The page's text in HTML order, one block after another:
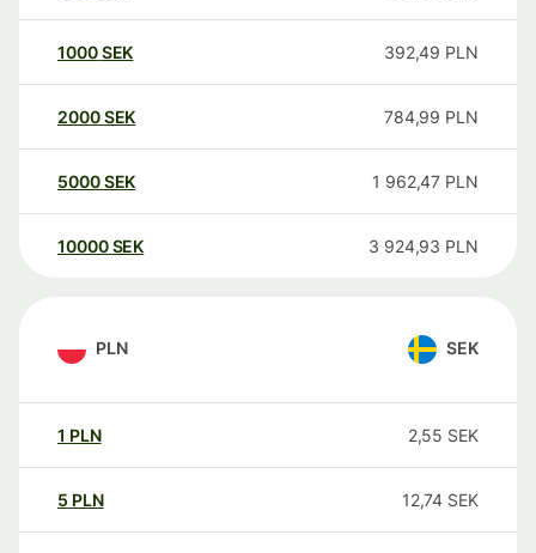
1000SEK 392,49 PLN
2000SEK 784,99 PLN
5000SEK 1 962,47 PLN
10000 SEK 3 924,93 PLN
PLN SEK
1 PLN 2,55 SEK
5 PLN 12,74 SEK